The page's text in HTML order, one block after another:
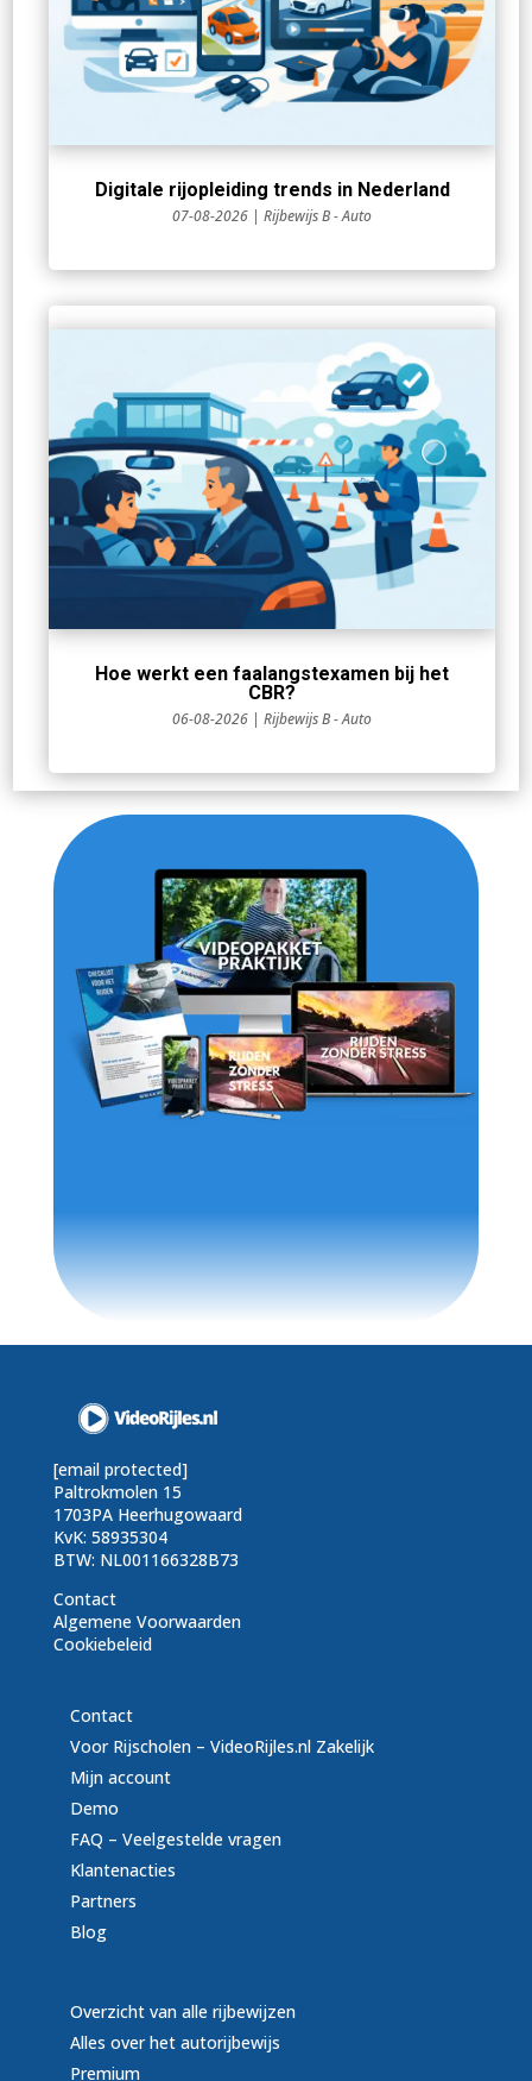
Digitale rijopleiding trends in Nederland
07-08-2026 | Rijbewijs B - Auto
Hoe werkt een faalangstexamen bij het
CBR?
06-08-2026 | Rijbewijs B - Auto
[email protected]
Paltrokmolen 15
1703PA Heerhugowaard
KvK: 58935304
BTW: NL001166328B73
Contact
Algemene Voorwaarden
Cookiebeleid
Contact
Voor Rijscholen – VideoRijles.nl Zakelijk
Mijn account
Demo
FAQ – Veelgestelde vragen
Klantenacties
Partners
Blog
Overzicht van alle rijbewijzen
Alles over het autorijbewijs
Premium